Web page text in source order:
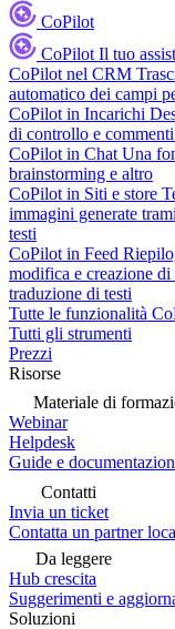
CoPilot
CoPilot Il tuo
CoPilot nel CRM
automatico dei campi
CoPilot in Incarichi
di controllo e
CoPilot in Chat Una
brainstorming e altro
CoPilot in Siti e store
immagini generate
testi
CoPilot in Feed
modifica e creazione
traduzione di testi
Tutte le funzionalità
Tutti gli strumenti
Prezzi
Risorse
Materiale di
Webinar
Helpdesk
Guide e
Contatti
Invia un ticket
Contatta un partner
Da leggere
Hub crescita
Suggerimenti e
Soluzioni